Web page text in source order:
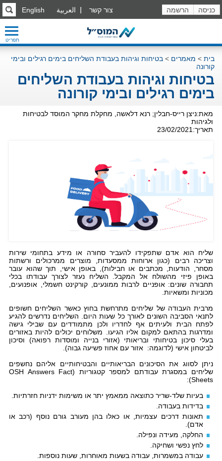
כניסה הרשמה English العربية צור קשר
תפריט
בית > מאמרים > בטיחות וגיהות בעבודת השליחים בימים רגילים ובימי
קורונה
בטיחות וגיהות בעבודת השליחים
בימים רגילים ובימי קורונה
מאת:ניצן רייס-חבלין; רנא דלאשה, מחקלת מחקר המוסד לבטיחות
ולגיהות
תאריך:23/02/2021
שליח הוא אדם שתפקידו להעביר סחורה או מידע בתחומי שירות
וצריכה רבים (כגון ארוחות ממסעדות, מוצרים ממרכולים ורשתות
מסחר, הודעות, מכתבים או חבילות), באופן אישי, תוך שהוא עובר
באופן פיזי מהשולח אל המקבל. השליח נעזר לצורך עבודתו בכלי
תחבורה שונים: אופניים לרבות ממונעים, קורקינט חשמלי, אופנועים,
מכוניות ומשאיות.
מרבית העבודה של שליחים מתרחשת בחוץ כאשר השליחים חשופים
לתנאי הסביבה השונים לאורך כל שעות היום. השליחים נדרשים להגיע
לפתח הבית ולעיתים אף לחדריו ולכן מתמודדים עם שבילי גישה
ומדרגות בהתאם למקום אליו הגיעו. משלוחים יכולים להיות באזורים
בעלי סיכון בטיחותי ובריאותי (אזורי בנייה ומוסדות רפואה) וסיכון
לביטחון אישי (לדוגמה: אזור עם אחוז פשיעה גבוה).
ניתן לסווג את הסיכונים הבריאותיים והבטיחותיים אליהם נחשפים
שליחים במסגרת עבודתם למספר קטגוריות (OSH Answers Fact
Sheets):
בעיות שלד-שריר כתוצאה ממאמץ יתר או משימות ידניות חזרתיות.
בדידות בעבודה.
תאונות דרכים עצמיות, או כאלו בהן מעורב גורם נוסף (רכב או
אדם).
החלקה, מעידה ונפילה.
לחץ נפשי ושחיקה.
עבודה במשמרות, עבודה בשעות מאוחרות, שעות נוספות.